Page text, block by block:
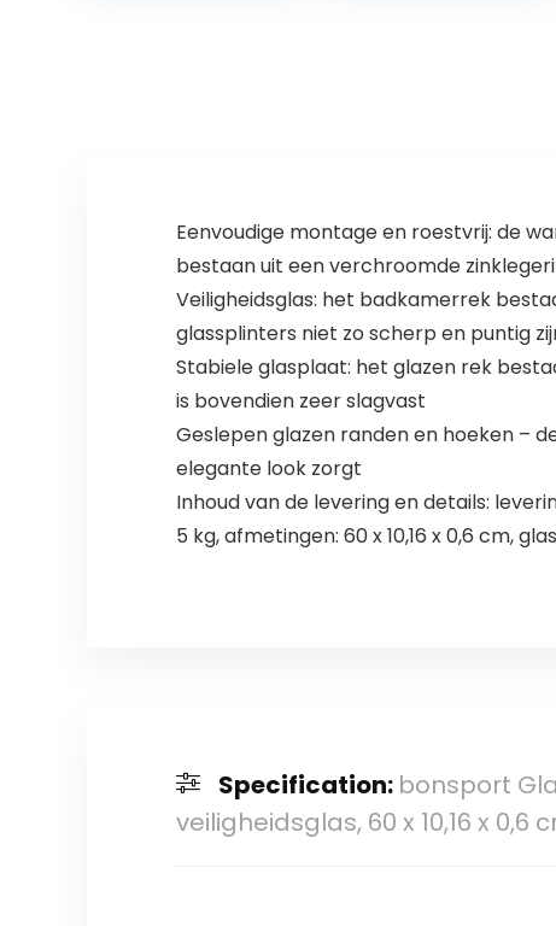
Eenvoudige montage en roestvrij: de
bestaan uit een verchroomde
Veiligheidsglas: het badkamerrek
glassplinters niet zo scherp en puntig
Stabiele glasplaat: het glazen rek
is bovendien zeer slagvast
Geslepen glazen randen en hoeken –
elegante look zorgt
Inhoud van de levering en details:
5 kg, afmetingen: 60 x 10,16 x 0,6 cm,
Specification: bonsport
veiligheidsglas, 60 x 10,16 x